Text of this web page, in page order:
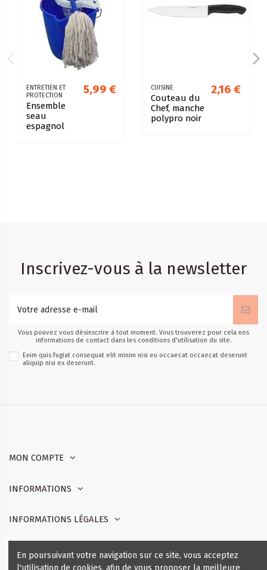
ENTRETIEN ET
PROTECTION
Ensemble
seau
espagnol
5,99 € CUISINE
Couteau du
Chef, manche
polypro noir
2,16 €
Inscrivez-vous à la newsletter
Vous pouvez vous désinscrire à tout moment. Vous trouverez pour cela nos
informations de contact dans les conditions d'utilisation du site.
Enim quis fugiat consequat elit minim nisi eu occaecat occaecat deserunt
aliquip nisi ex deserunt.
MON COMPTE
INFORMATIONS
INFORMATIONS LÉGALES
Nous contacter
En poursuivant votre navigation sur ce site, vous acceptez
l'utilisation de cookies, afin de vous proposer la meilleure